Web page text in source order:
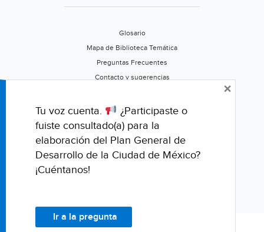
Glosario
Mapa de Biblioteca Temática
Preguntas Frecuentes
Contacto y sugerencias
Califica este portal
Tu voz cuenta.
¿Participaste o
fuiste consultado(a) para la
elaboración del Plan General de
Desarrollo de la Ciudad de México?
¡Cuéntanos!
Ir a la pregunta
×